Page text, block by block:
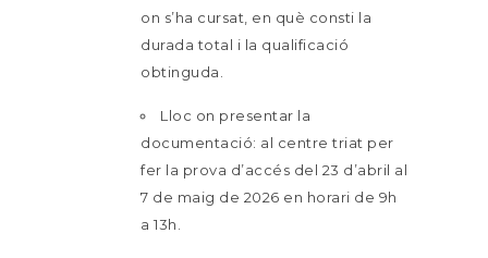
on s’ha cursat, en què consti la
durada total i la qualificació
obtinguda.
Lloc on presentar la
documentació: al centre triat per
fer la prova d’accés del 23 d’abril al
7 de maig de 2026 en horari de 9h
a 13h.